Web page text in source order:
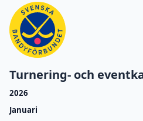
Turnering- och
2026
Januari